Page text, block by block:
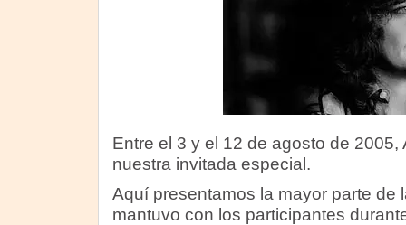
Entre el 3 y el 12 de agosto de 2005,
nuestra invitada especial.
Aquí presentamos la mayor parte de
mantuvo con los participantes